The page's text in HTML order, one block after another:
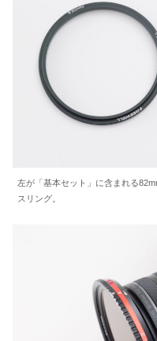
左が「基本セット」に含まれる
スリング。